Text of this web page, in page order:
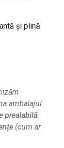
și plină
ambalajul
prealabilă.
(cum ar